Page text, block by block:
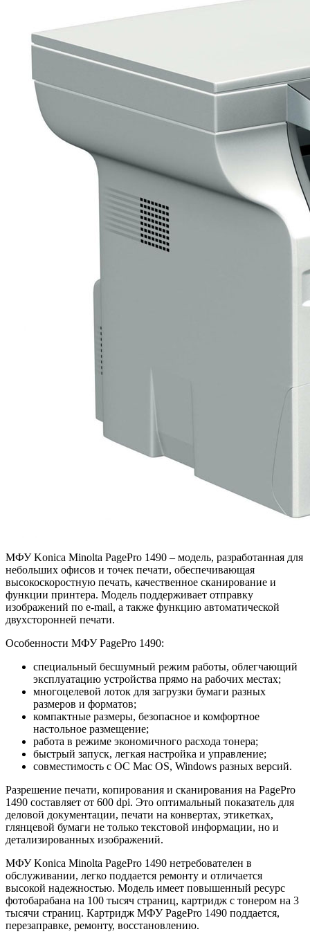
МФУ Konica Minolta PagePro 1490 – модель, разработанная для
небольших офисов и точек печати, обеспечивающая
высокоскоростную печать, качественное сканирование и
функции принтера. Модель поддерживает отправку
изображений по e-mail, а также функцию автоматической
двухсторонней печати.
Особенности МФУ PagePro 1490:
специальный бесшумный режим работы, облегчающий
эксплуатацию устройства прямо на рабочих местах;
многоцелевой лоток для загрузки бумаги разных
размеров и форматов;
компактные размеры, безопасное и комфортное
настольное размещение;
работа в режиме экономичного расхода тонера;
быстрый запуск, легкая настройка и управление;
совместимость с ОС Mac OS, Windows разных версий.
Разрешение печати, копирования и сканирования на PagePro
1490 составляет от 600 dpi. Это оптимальный показатель для
деловой документации, печати на конвертах, этикетках,
глянцевой бумаги не только текстовой информации, но и
детализированных изображений.
МФУ Konica Minolta PagePro 1490 нетребователен в
обслуживании, легко поддается ремонту и отличается
высокой надежностью. Модель имеет повышенный ресурс
фотобарабана на 100 тысяч страниц, картридж с тонером на 3
тысячи страниц. Картридж МФУ PagePro 1490 поддается,
перезаправке, ремонту, восстановлению.